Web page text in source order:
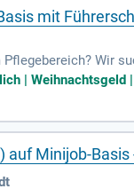
mit
Wir
Ihren Aufgaben
Werden Sie
|
Minijob-Basis